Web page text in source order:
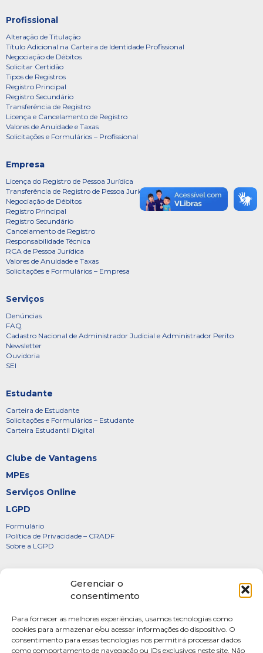
Gerenciar o
consentimento
Para fornecer as melhores experiências, usamos tecnologias como
cookies para armazenar e/ou acessar informações do dispositivo. O
consentimento para essas tecnologias nos permitirá processar dados
como comportamento de navegação ou IDs exclusivos neste site. Não
Profissional
Alteração de Titulação
Título Adicional na Carteira de Identidade Profissional
Negociação de Débitos
Solicitar Certidão
Tipos de Registros
Registro Principal
Registro Secundário
Transferência de Registro
Licença e Cancelamento de Registro
Valores de Anuidade e Taxas
Solicitações e Formulários – Profissional
Empresa
Licença do Registro de Pessoa Jurídica
Transferência de Registro de Pessoa Jurídica
Negociação de Débitos
Registro Principal
Registro Secundário
Cancelamento de Registro
Responsabilidade Técnica
RCA de Pessoa Jurídica
Valores de Anuidade e Taxas
Solicitações e Formulários – Empresa
Serviços
Denúncias
FAQ
Cadastro Nacional de Administrador Judicial e Administrador Perito
Newsletter
Ouvidoria
SEI
Estudante
Carteira de Estudante
Solicitações e Formulários – Estudante
Carteira Estudantil Digital
Clube de Vantagens
MPEs
Serviços Online
LGPD
Formulário
Política de Privacidade – CRADF
Sobre a LGPD
Diretoria
FOTOS